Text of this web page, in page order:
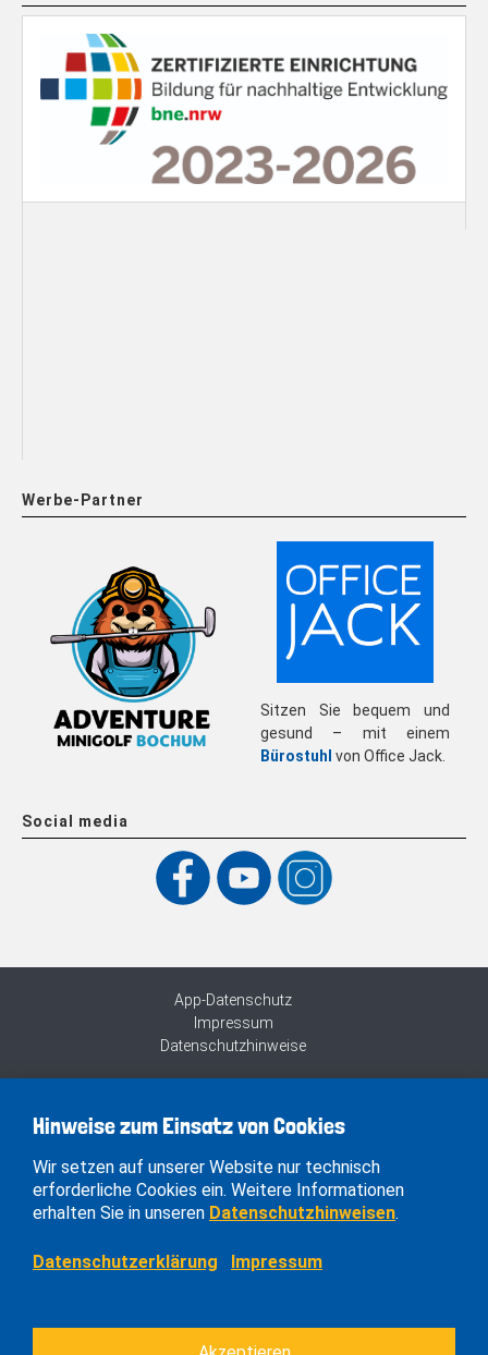
Werbe-Partner
Sitzen Sie bequem und
gesund – mit einem
Bürostuhl von Office Jack.
Social media
App-Datenschutz
Impressum
Datenschutzhinweise
Hinweise zum Einsatz von Cookies
Wir setzen auf unserer Website nur technisch
erforderliche Cookies ein. Weitere Informationen
erhalten Sie in unseren Datenschutzhinweisen.
Datenschutzerklärung Impressum